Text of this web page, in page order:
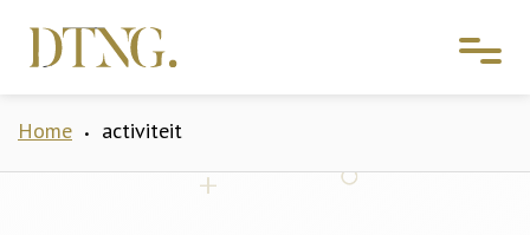
Home • activiteit